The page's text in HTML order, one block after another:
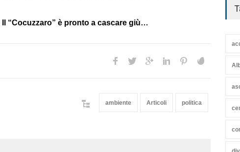
Il “Cocuzzaro” è pronto a cascare giù…
ambiente Articoli politica